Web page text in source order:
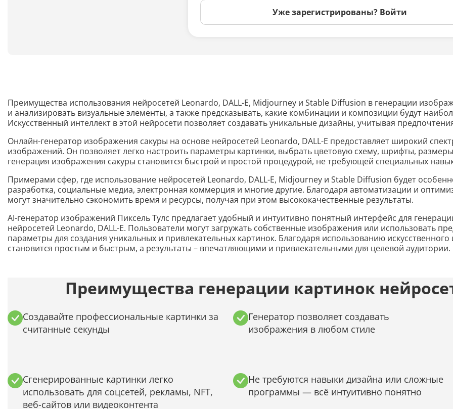
Уже зарегистрированы? Войти
Преимущества использования нейросетей Leonardo, DALL-E, Midjourney и Stable Diffusion в генерации
и анализировать визуальные элементы, а также предсказывать, какие комбинации и композиции будут
Искусственный интеллект в этой нейросети позволяет создавать уникальные дизайны, учитывая
Онлайн-генератор изображения сакуры на основе нейросетей Leonardo, DALL-E предоставляет широкий
изображений. Он позволяет легко настроить параметры картинки, выбрать цветовую схему, шрифты,
генерация изображения сакуры становится быстрой и простой процедурой, не требующей специальных
Примерами сфер, где использование нейросетей Leonardo, DALL-E, Midjourney и Stable Diffusion будет
разработка, социальные медиа, электронная коммерция и многие другие. Благодаря автоматизации и
могут значительно сэкономить время и ресурсы, получая при этом высококачественные результаты.
AI-генератор изображений Пиксель Тулс предлагает удобный и интуитивно понятный интерфейс для
нейросетей Leonardo, DALL-E. Пользователи могут загружать собственные изображения или использовать
параметры для создания уникальных и привлекательных картинок. Благодаря использованию
становится простым и быстрым, а результаты – впечатляющими и привлекательными для целевой аудитории.
Преимущества генерации картинок
Создавайте профессиональные картинки за
считанные секунды
Генератор позволяет создавать
изображения в любом стиле
Сгенерированные картинки легко
использовать для соцсетей, рекламы, NFT,
веб-сайтов или видеоконтента
Не требуются навыки дизайна или сложные
программы — всё интуитивно понятно